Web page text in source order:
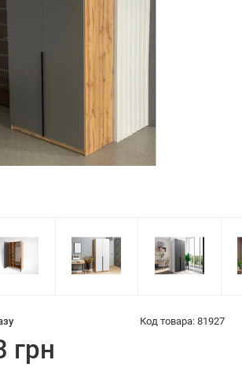
Код товара: 81927
грн